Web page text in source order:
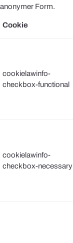
anonymer Form.
Cookie
cookielawinfo-
checkbox-functional
cookielawinfo-
checkbox-necessary